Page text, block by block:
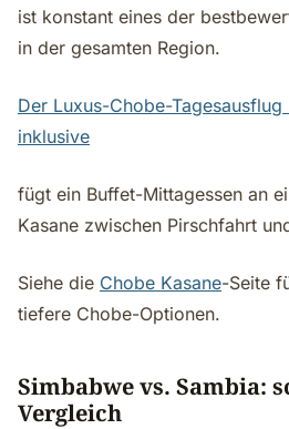
ist konstant eines der
in der gesamten Region.
Der Luxus-Chobe-
inklusive
fügt ein Buffet-Mittagessen an
Kasane zwischen Pirschfahrt
Siehe die Chobe Kasane-Seite
tiefere Chobe-Optionen.
Simbabwe vs. Sambia:
Vergleich